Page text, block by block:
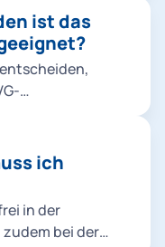
Sie wählen:
innerhalb
Tram im MVV-
- für
den Rahmen
ist das
egal ob
Festangestellte
etc. individuelle
ich
in der
bei der